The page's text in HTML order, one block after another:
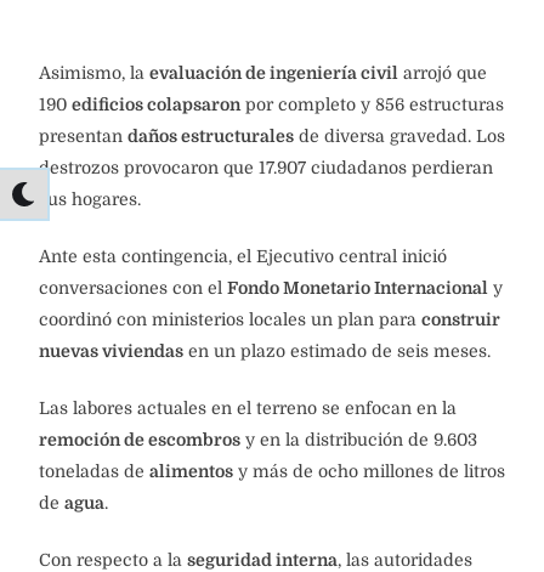
Asimismo, la evaluación de ingeniería civil arrojó que
190 edificios colapsaron por completo y 856 estructuras
presentan daños estructurales de diversa gravedad. Los
destrozos provocaron que 17.907 ciudadanos perdieran
sus hogares.
Ante esta contingencia, el Ejecutivo central inició
conversaciones con el Fondo Monetario Internacional y
coordinó con ministerios locales un plan para construir
nuevas viviendas en un plazo estimado de seis meses.
Las labores actuales en el terreno se enfocan en la
remoción de escombros y en la distribución de 9.603
toneladas de alimentos y más de ocho millones de litros
de agua.
Con respecto a la seguridad interna, las autoridades